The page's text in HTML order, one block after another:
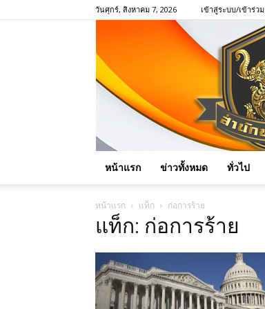
วันศุกร์, สิงหาคม 7, 2026 เข้าสู่ระบบ/เข้าร่วม
หน้าแรก ข่าวทั้งหมด ทั่วไป
หน้าแรก แท็ก ก่อการร้าย
แท็ก: ก่อการร้าย